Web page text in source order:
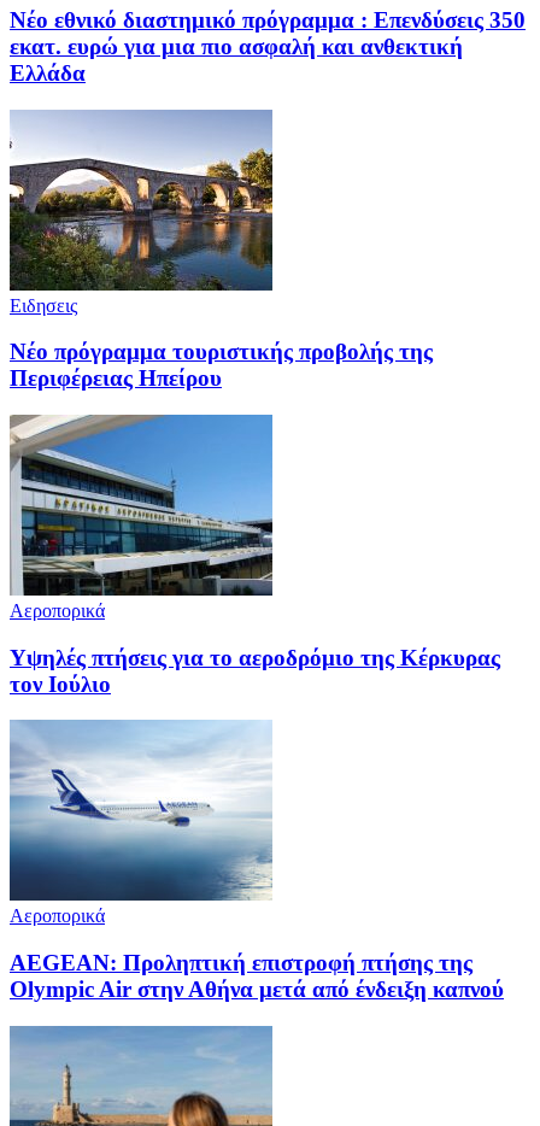
Νέο εθνικό διαστημικό πρόγραμμα : Επενδύσεις 350
εκατ. ευρώ για μια πιο ασφαλή και ανθεκτική
Ελλάδα
Ειδησεις
Νέο πρόγραμμα τουριστικής προβολής της
Περιφέρειας Ηπείρου
Αεροπορικά
Υψηλές πτήσεις για το αεροδρόμιο της Κέρκυρας
τον Ιούλιο
Αεροπορικά
AEGEAN: Προληπτική επιστροφή πτήσης της
Olympic Air στην Αθήνα μετά από ένδειξη καπνού